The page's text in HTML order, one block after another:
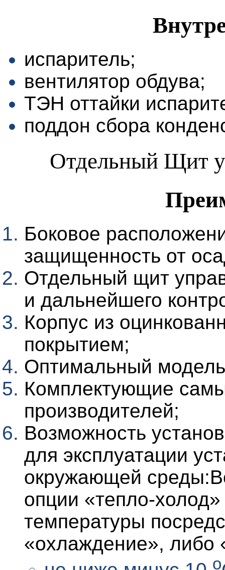
испаритель;
вентилятор обдува;
ТЭН оттайки
поддон сбора
Отдельный Щит
Боковое
защищенность от
Отдельный щит
и дальнейшего
Корпус из
покрытием;
Оптимальный
Комплектующие
производителей;
Возможность
для эксплуатации
окружающей
опции «тепло-
температуры
«охлаждение», либо
о